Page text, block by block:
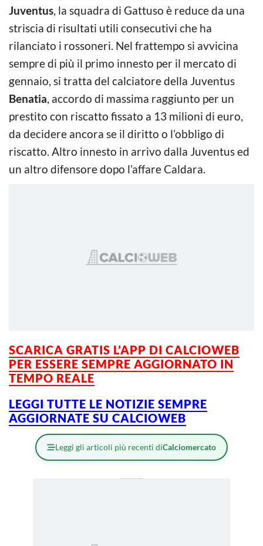
Juventus, la squadra di Gattuso è reduce da una
striscia di risultati utili consecutivi che ha
rilanciato i rossoneri. Nel frattempo si avvicina
sempre di più il primo innesto per il mercato di
gennaio, si tratta del calciatore della Juventus
Benatia, accordo di massima raggiunto per un
prestito con riscatto fissato a 13 milioni di euro,
da decidere ancora se il diritto o l’obbligo di
riscatto. Altro innesto in arrivo dalla Juventus ed
un altro difensore dopo l’affare Caldara.
SCARICA GRATIS L’APP DI CALCIOWEB
PER ESSERE SEMPRE AGGIORNATO IN
TEMPO REALE
LEGGI TUTTE LE NOTIZIE SEMPRE
AGGIORNATE SU CALCIOWEB
Leggi gli articoli più recenti diCalciomercato